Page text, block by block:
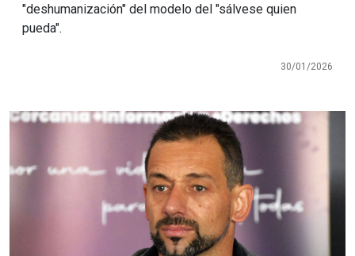
"deshumanización" del modelo del "sálvese quien
pueda".
30/01/2026
Imagen